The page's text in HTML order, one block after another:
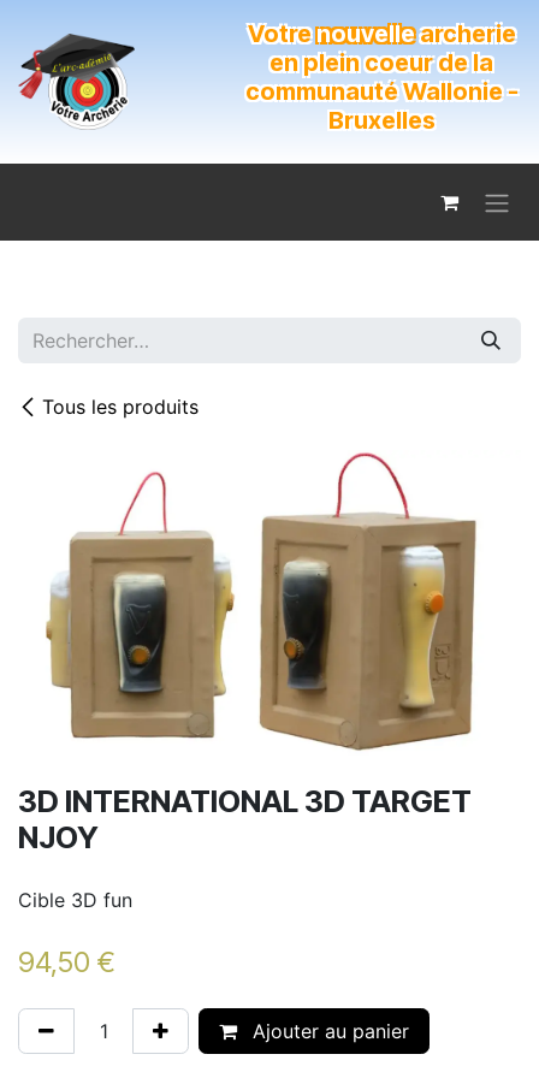
Votrenouvellearcherie
en plein coeur de la
communauté Wallonie -
Bruxelles
Tous les produits
3D INTERNATIONAL 3D TARGET
NJOY
Cible 3D fun
94,50 €
Ajouter au panier